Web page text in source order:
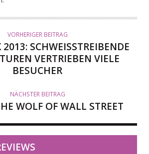
VORHERIGER BEITRAG
SCHWEISSTREIBENDE T
VERTRIEBEN VIELE B
ESUCHER
NÄCHSTER BEITRAG
WOLF OF WALL STREET